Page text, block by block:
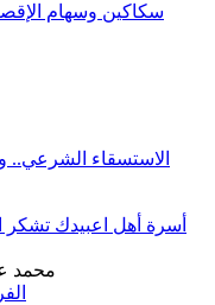
سكاكين وسهام
الاستسقاء الشرعي..
أسرة أهل اعبيدك تشكر